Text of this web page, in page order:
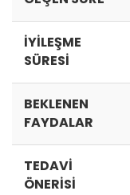
İYİLEŞME
SÜRESİ
BEKLENEN
FAYDALAR
TEDAVİ
ÖNERİSİ